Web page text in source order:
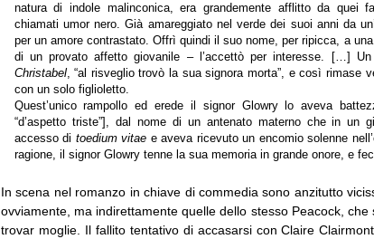
natura di indole malinconica, era grandemente afflitto da quei
chiamati umor nero. Già amareggiato nel verde dei suoi anni da
per un amore contrastato. Offrì quindi il suo nome, per ripicca, a
di un provato affetto giovanile – l’accettò per interesse. […]
Christabel, “al risveglio trovò la sua signora morta”, e così rimase
con un solo figlioletto.
Quest’unico rampollo ed erede il signor Glowry lo aveva
“d’aspetto triste”], dal nome di un antenato materno che in un
accesso di toedium vitae e aveva ricevuto un encomio solenne
ragione, il signor Glowry tenne la sua memoria in grande onore, e
In scena nel romanzo in chiave di commedia sono anzitutto
ovviamente, ma indirettamente quelle dello stesso Peacock,
trovar moglie. Il fallito tentativo di accasarsi con Claire